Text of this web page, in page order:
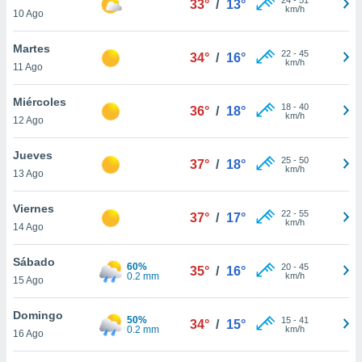
más
nuestra
y
de
disponible
cookies
aceptar
10 Ago
33° / 13°
km/h
Martes
11 Ago
34° / 16° 22- 45
km/h
Miércoles
12 Ago
36° / 18° 18- 40
km/h
Jueves
13 Ago
37° / 18° 25- 50
km/h
Viernes
14 Ago
37° / 17° 22- 55
km/h
Sábado
15 Ago
60%
0.2 mm
35° / 16° 20- 45
km/h
Domingo
16 Ago
50%
0.2 mm
34° / 15° 15- 41
km/h